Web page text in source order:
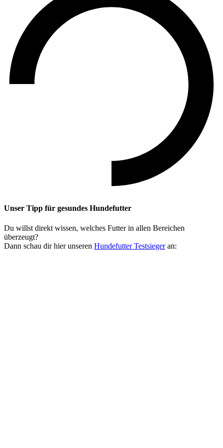
Unser Tipp für gesundes Hundefutter
Du willst direkt wissen, welches Futter in allen Bereichen
überzeugt?
Dann schau dir hier unseren Hundefutter Testsiegeran: